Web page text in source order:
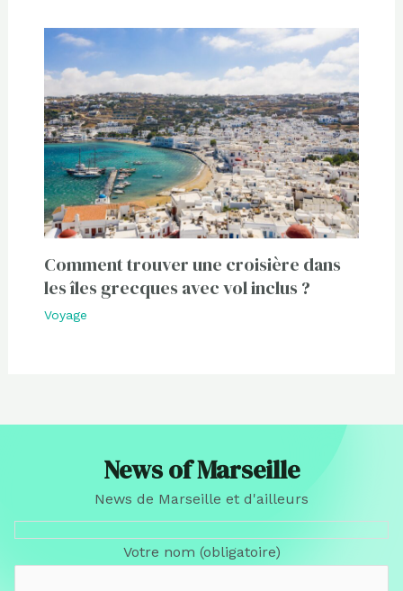
Comment trouver une croisière dans
les îles grecques avec vol inclus ?
Voyage
News of Marseille
News de Marseille et d'ailleurs
Votre nom (obligatoire)